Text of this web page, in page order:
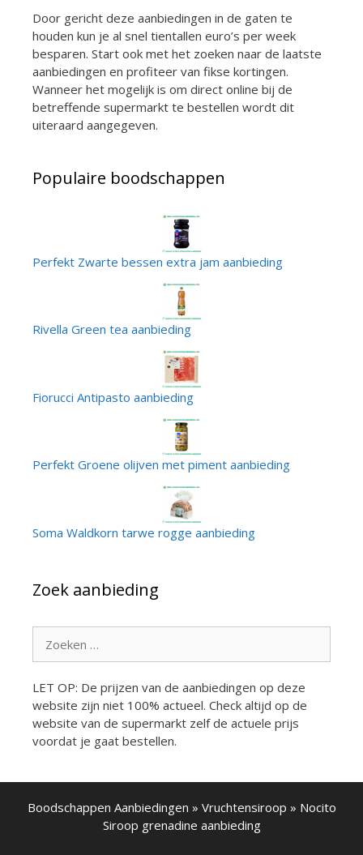
Door gericht deze aanbiedingen in de gaten te
houden kun je al snel tientallen euro’s per week
besparen. Start ook met het zoeken naar de laatste
aanbiedingen en profiteer van fikse kortingen.
Wanneer het mogelijk is om direct online bij de
betreffende supermarkt te bestellen wordt dit
uiteraard aangegeven.
Populaire boodschappen
Perfekt Zwarte bessen extra jam aanbieding
Rivella Green tea aanbieding
Fiorucci Antipasto aanbieding
Perfekt Groene olijven met piment aanbieding
Soma Waldkorn tarwe rogge aanbieding
Zoek aanbieding
naar:
LET OP: De prijzen van de aanbiedingen op deze
website zijn niet 100% actueel. Check altijd op de
website van de supermarkt zelf de actuele prijs
voordat je gaat bestellen.
Boodschappen Aanbiedingen » Vruchtensiroop » Nocito
Siroop grenadine aanbieding